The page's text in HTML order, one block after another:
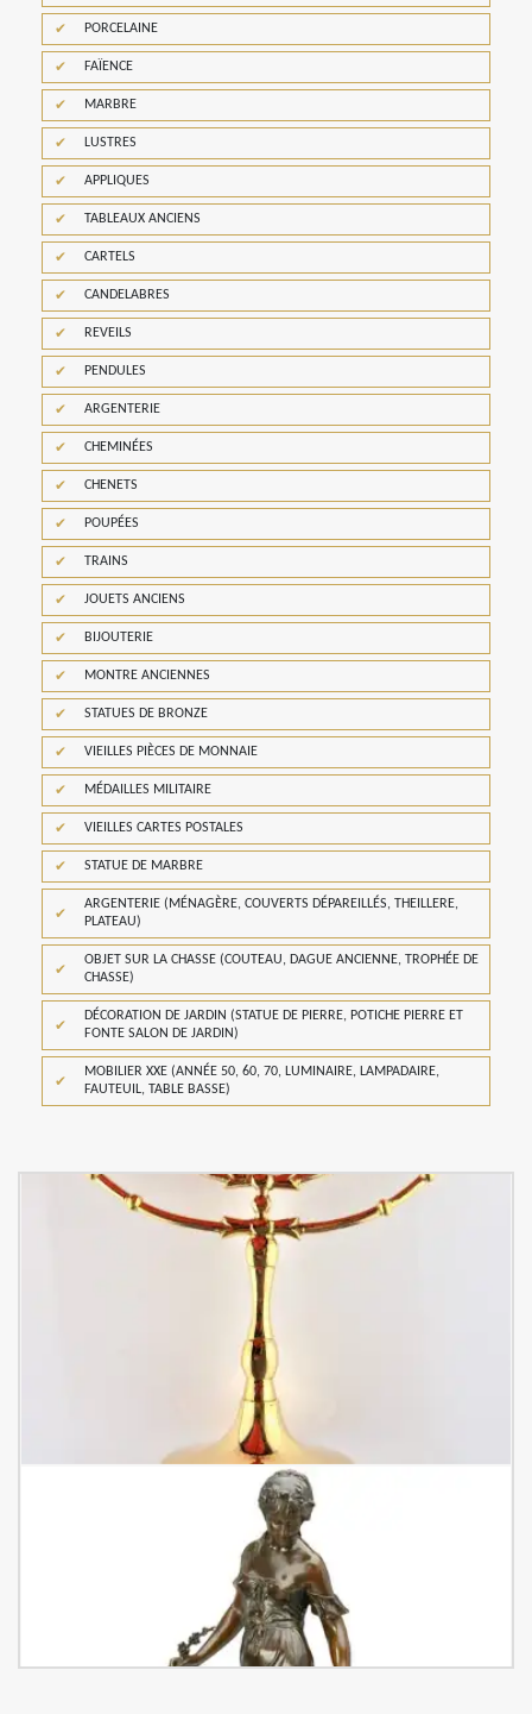
PORCELAINE
FAÏENCE
MARBRE
LUSTRES
APPLIQUES
TABLEAUX ANCIENS
CARTELS
CANDELABRES
REVEILS
PENDULES
ARGENTERIE
CHEMINÉES
CHENETS
POUPÉES
TRAINS
JOUETS ANCIENS
BIJOUTERIE
MONTRE ANCIENNES
STATUES DE BRONZE
VIEILLES PIÈCES DE MONNAIE
MÉDAILLES MILITAIRE
VIEILLES CARTES POSTALES
STATUE DE MARBRE
ARGENTERIE (MÉNAGÈRE, COUVERTS DÉPAREILLÉS, THEILLERE,
PLATEAU)
OBJET SUR LA CHASSE (COUTEAU, DAGUE ANCIENNE, TROPHÉE DE
CHASSE)
DÉCORATION DE JARDIN (STATUE DE PIERRE, POTICHE PIERRE ET
FONTE SALON DE JARDIN)
MOBILIER XXE (ANNÉE 50, 60, 70, LUMINAIRE, LAMPADAIRE,
FAUTEUIL, TABLE BASSE)